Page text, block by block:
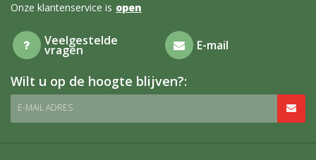
Onze klantenservice is open
Veelgestelde
vragen E-mail
Wilt u op de hoogte blijven?:
E-MAIL ADRES